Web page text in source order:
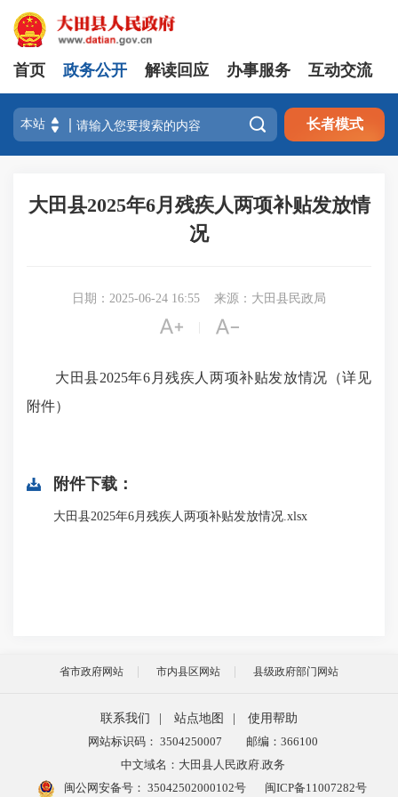
首页 政务公开 解读回应 办事服务 互动交流
 长者模式
大田县2025年6月残疾人两项补贴发放情
况
日期：2025-06-24 16:55 来源：大田县民政局
 
大田县2025年6月残疾人两项补贴发放情况（详见
附件）
附件下载：
大田县2025年6月残疾人两项补贴发放情况.xlsx
省市政府网站 市内县区网站 县级政府部门网站
联系我们 站点地图
使用帮助
网站标识码： 3504250007
邮编：366100
中文域名：大田县人民政府.政务
闽公网安备号： 35042502000102号 闽ICP备11007282号